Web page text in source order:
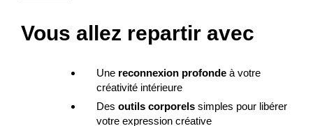
Vous allez repartir avec
Une reconnexion profondeà votre
créativité intérieure
Des outils corporelssimples pour libérer
votre expression créative